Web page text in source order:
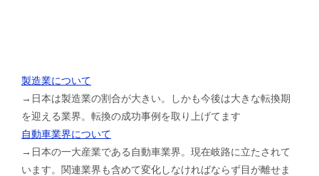
製造業について
→日本は製造業の割合が大きい。しかも今後は大きな転換期
を迎える業界。転換の成功事例を取り上げてます
自動車業界について
→日本の一大産業である自動車業界。現在岐路に立たされて
います。関連業界も含めて変化しなければならず目が離せま